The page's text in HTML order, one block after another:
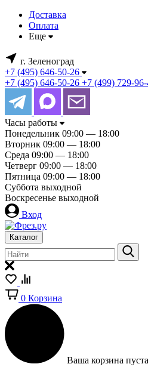
Доставка
Оплата
Еще
г. Зеленоград
+7 (495) 646-50-26
+7 (495) 646-50-26 +7 (499) 729-96-
Часы работы
Понедельник 09:00 — 18:00
Вторник 09:00 — 18:00
Среда 09:00 — 18:00
Четверг 09:00 — 18:00
Пятница 09:00 — 18:00
Суббота выходной
Воскресенье выходной
Вход
Каталог
0 Корзина
Ваша корзина пуста